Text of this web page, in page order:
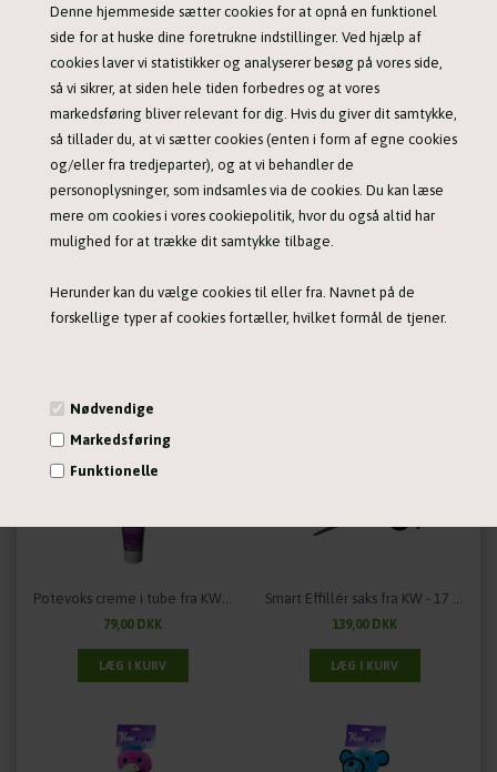
Denne hjemmeside sætter cookies for at opnå en funktionel
side for at huske dine foretrukne indstillinger. Ved hjælp af
cookies laver vi statistikker og analyserer besøg på vores side,
så vi sikrer, at siden hele tiden forbedres og at vores
markedsføring bliver relevant for dig. Hvis du giver dit samtykke,
så tillader du, at vi sætter cookies (enten i form af egne cookies
og/eller fra tredjeparter), og at vi behandler de
personoplysninger, som indsamles via de cookies. Du kan læse
mere om cookies i vores cookiepolitik, hvor du også altid har
mulighed for at trække dit samtykke tilbage.
Herunder kan du vælge cookies til eller fra. Navnet på de
forskellige typer af cookies fortæller, hvilket formål de tjener.
Nødvendige
Markedsføring
Funktionelle
Vis cookie detaljer
KW Special shampoo - 200 ml.
89,00 DKK
KW Terrier shampoo - 200 ml.
89,00 DKK
Potevoks creme i tube fra KW - 50 gram
79,00 DKK
Smart Effillér saks fra KW - 17 cm
139,00 DKK